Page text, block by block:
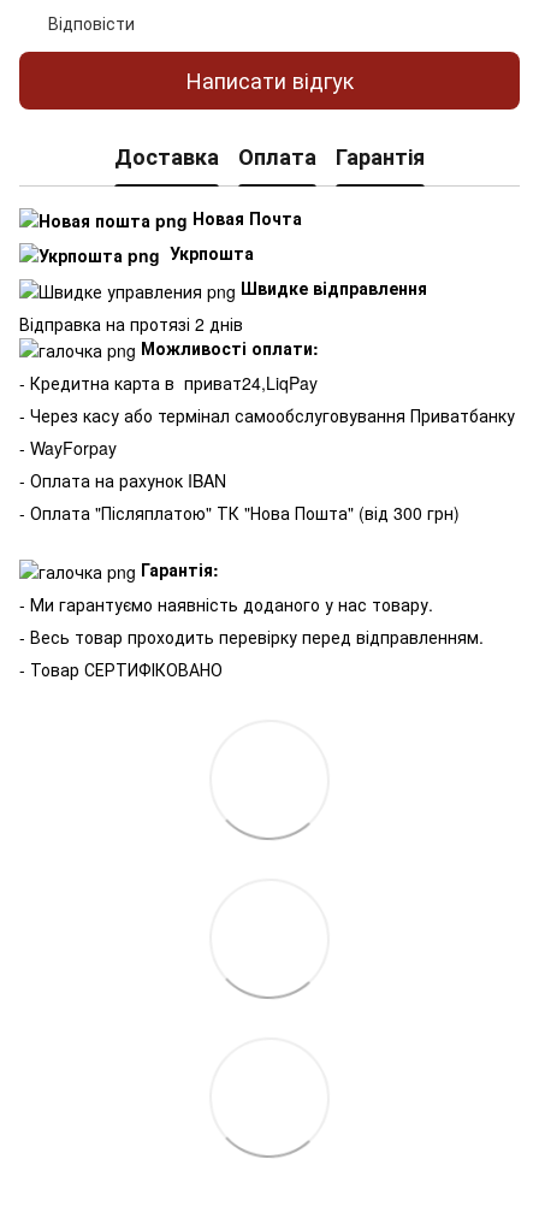
Відповісти
Написати відгук
Доставка Оплата Гарантія
Новая Почта
Укрпошта
Швидке відправлення
Відправка на протязі 2 днів
Можливості оплати:
- Кредитна карта в приват24,LiqPay
- Через касу або термінал самообслуговування Приватбанку
- WayForpay
- Оплата на рахунок IBAN
- Оплата "Післяплатою" ТК "Нова Пошта" (від 300 грн)
Гарантія:
- Ми гарантуємо наявність доданого у нас товару.
- Весь товар проходить перевірку перед відправленням.
- Товар СЕРТИФІКОВАНО